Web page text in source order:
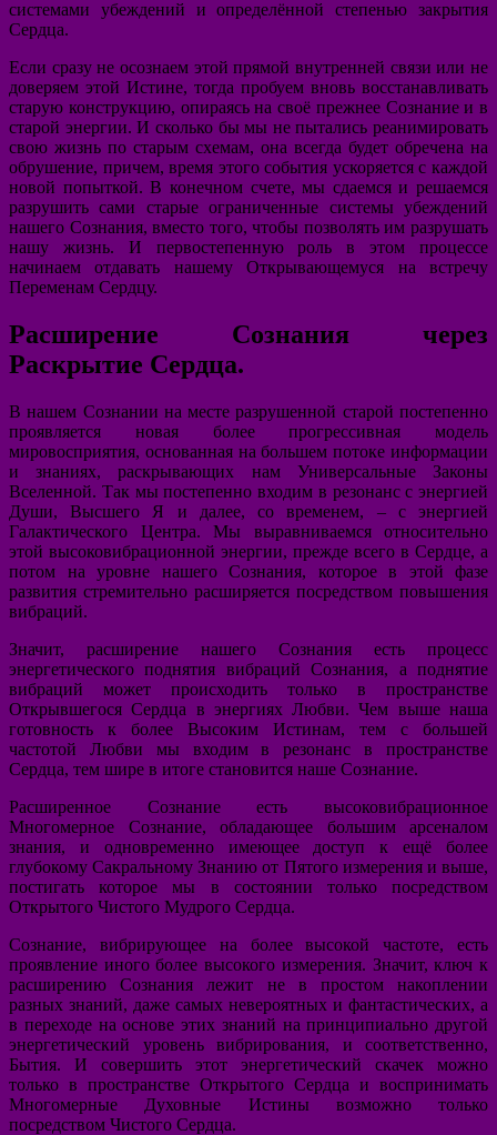
системами убеждений и определённой степенью закрытия
Сердца.
Если сразу не осознаем этой прямой внутренней связи или не
доверяем этой Истине, тогда пробуем вновь восстанавливать
старую конструкцию, опираясь на своё прежнее Сознание и в
старой энергии. И сколько бы мы не пытались реанимировать
свою жизнь по старым схемам, она всегда будет обречена на
обрушение, причем, время этого события ускоряется с каждой
новой попыткой. В конечном счете, мы сдаемся и решаемся
разрушить сами старые ограниченные системы убеждений
нашего Сознания, вместо того, чтобы позволять им разрушать
нашу жизнь. И первостепенную роль в этом процессе
начинаем отдавать нашему Открывающемуся на встречу
Переменам Сердцу.
Расширение Сознания через
Раскрытие Сердца.
В нашем Сознании на месте разрушенной старой постепенно
проявляется новая более прогрессивная модель
мировосприятия, основанная на большем потоке информации
и знаниях, раскрывающих нам Универсальные Законы
Вселенной. Так мы постепенно входим в резонанс с энергией
Души, Высшего Я и далее, со временем, – с энергией
Галактического Центра. Мы выравниваемся относительно
этой высоковибрационной энергии, прежде всего в Сердце, а
потом на уровне нашего Сознания, которое в этой фазе
развития стремительно расширяется посредством повышения
вибраций.
Значит, расширение нашего Сознания есть процесс
энергетического поднятия вибраций Сознания, а поднятие
вибраций может происходить только в пространстве
Открывшегося Сердца в энергиях Любви. Чем выше наша
готовность к более Высоким Истинам, тем с большей
частотой Любви мы входим в резонанс в пространстве
Сердца, тем шире в итоге становится наше Сознание.
Расширенное Сознание есть высоковибрационное
Многомерное Сознание, обладающее большим арсеналом
знания, и одновременно имеющее доступ к ещё более
глубокому Сакральному Знанию от Пятого измерения и выше,
постигать которое мы в состоянии только посредством
Открытого Чистого Мудрого Сердца.
Сознание, вибрирующее на более высокой частоте, есть
проявление иного более высокого измерения. Значит, ключ к
расширению Сознания лежит не в простом накоплении
разных знаний, даже самых невероятных и фантастических, а
в переходе на основе этих знаний на принципиально другой
энергетический уровень вибрирования, и соответственно,
Бытия. И совершить этот энергетический скачек можно
только в пространстве Открытого Сердца и воспринимать
Многомерные Духовные Истины возможно только
посредством Чистого Сердца.